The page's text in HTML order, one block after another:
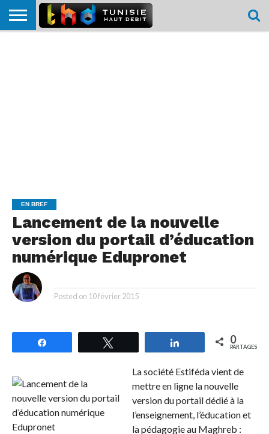
EN BREF
Lancement de la nouvelle
version du portail d’éducation
numérique Edupronet
Posted on 10 février 2015
Partagez 0
PARTAGES
La société Estiféda vient de
mettre en ligne la nouvelle
version du portail dédié à la
l’enseignement, l’éducation et
la pédagogie au Maghreb :